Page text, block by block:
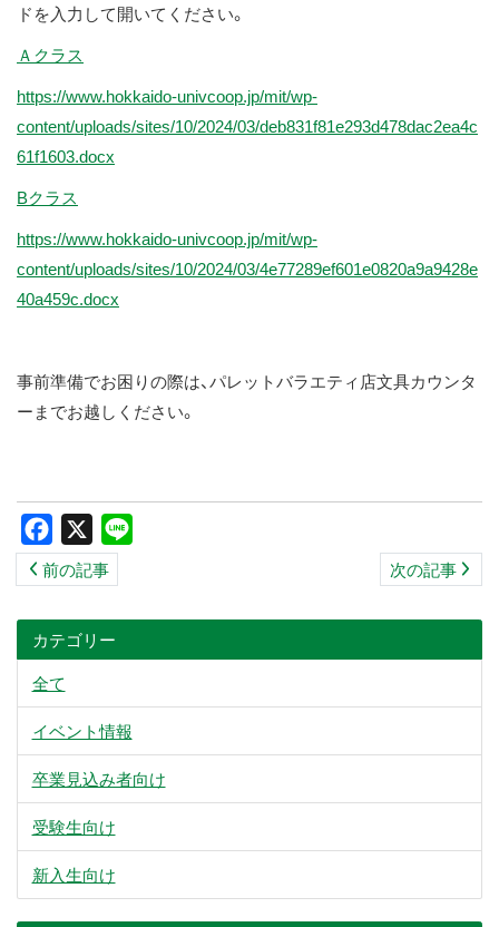
ドを入力して開いてください。
Ａクラス
https://www.hokkaido-univcoop.jp/mit/wp-
content/uploads/sites/10/2024/03/deb831f81e293d478dac2ea4c
61f1603.docx
Bクラス
https://www.hokkaido-univcoop.jp/mit/wp-
content/uploads/sites/10/2024/03/4e77289ef601e0820a9a9428e
40a459c.docx
事前準備でお困りの際は、パレットバラエティ店文具カウンタ
ーまでお越しください。
Facebook
前の記事 次の記事
カテゴリー
全て
イベント情報
卒業見込み者向け
受験生向け
新入生向け